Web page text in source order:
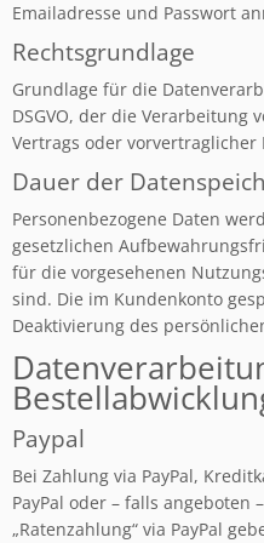
Emailadresse und Passwort
Rechtsgrundlage
Grundlage für die
DSGVO, der die Verarbeitung
Vertrags oder
Dauer der
Personenbezogene Daten
gesetzlichen
für die vorgesehenen
sind. Die im Kundenkonto
Deaktivierung des
Paypal
Bei Zahlung via PayPal,
PayPal oder – falls angeboten
„Ratenzahlung“ via PayPal